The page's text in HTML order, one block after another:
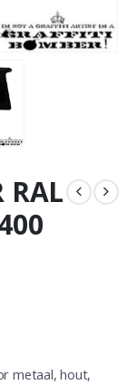
RAL
metaal, hout,